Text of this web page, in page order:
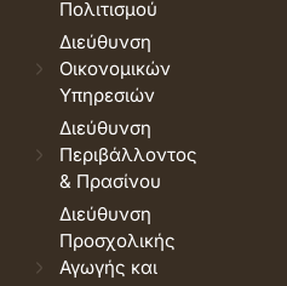
Πολιτισμού
Διεύθυνση
Οικονομικών
Υπηρεσιών
Διεύθυνση
Περιβάλλοντος
& Πρασίνου
Διεύθυνση
Προσχολικής
Αγωγής και